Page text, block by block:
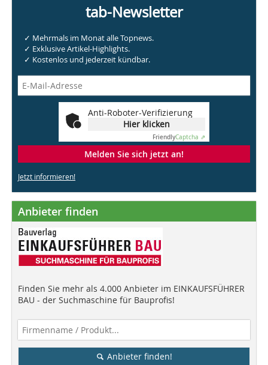
tab-Newsletter
✓ Mehrmals im Monat alle Topnews.
✓ Exklusive Artikel-Highlights.
✓ Kostenlos und jederzeit kündbar.
Anti-Roboter-Verifizierung
Hier klicken
FriendlyCaptcha ⇗
Melden Sie sich jetzt an!
Jetzt informieren!
Anbieter finden
Finden Sie mehr als 4.000 Anbieter im EINKAUFSFÜHRER
BAU - der Suchmaschine für Bauprofis!
Anbieter finden!